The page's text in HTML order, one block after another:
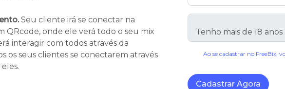
Seu cliente irá se conectar na
QRcode, onde ele verá todo o seu mix
interagir com todos através da
os seus clientes se conectarem através
Ao se cadastrar no FreeBix,
Cadastrar Agora